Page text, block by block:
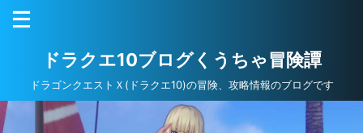
ドラクエ10ブログくうちゃ冒険譚
ドラゴンクエストＸ(ドラクエ10)の冒険、攻略情報のブログです